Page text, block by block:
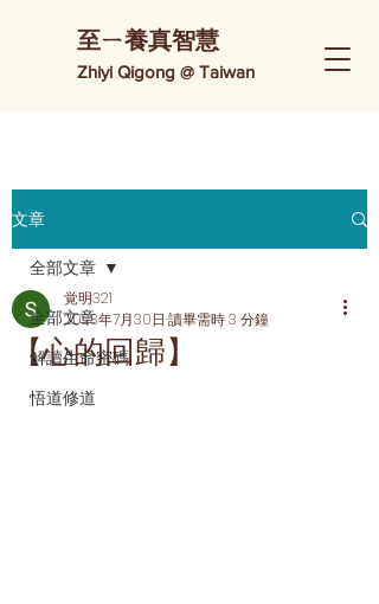
Zhiyi Qigong @ Taiwan
​至ㄧ養真智慧
文章
全部文章
解讀生命密碼
悟道修道
全部文章
【心的回歸】
覚明321
2023年7月30日 讀畢需時 3 分鐘